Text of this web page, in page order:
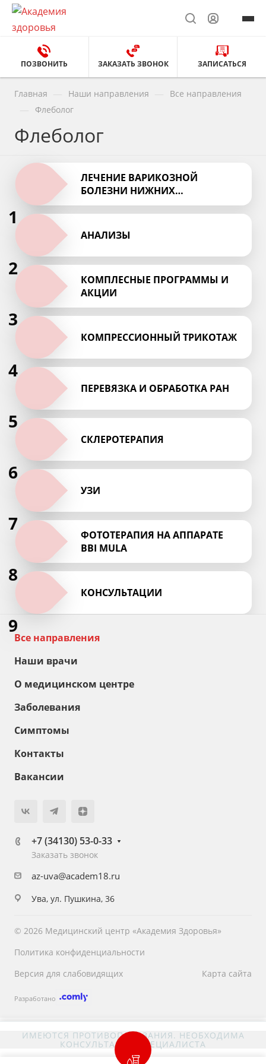
ПОЗВОНИТЬ ЗАКАЗАТЬ ЗВОНОК ЗАПИСАТЬСЯ
Главная Наши направления Все направления
Флеболог
Флеболог
1
ЛЕЧЕНИЕ ВАРИКОЗНОЙ
БОЛЕЗНИ НИЖНИХ
КОНЕЧНОСТЕЙ
2
АНАЛИЗЫ
3
КОМПЛЕСНЫЕ ПРОГРАММЫ И
АКЦИИ
4
КОМПРЕССИОННЫЙ ТРИКОТАЖ
5
ПЕРЕВЯЗКА И ОБРАБОТКА РАН
6
СКЛЕРОТЕРАПИЯ
7
УЗИ
8
ФОТОТЕРАПИЯ НА АППАРАТЕ
BBI MULA
9
КОНСУЛЬТАЦИИ
Все направления
Наши врачи
О медицинском центре
Заболевания
Симптомы
Контакты
Вакансии
+7 (34130) 53-0-33
Заказать звонок
az-uva@academ18.ru
Ува, ул. Пушкина, 36
© 2026 Медицинский центр «Академия Здоровья»
Политика конфиденциальности
Версия для слабовидящих
Карта сайта
Разработано
ИМЕЮТСЯ ПРОТИВОПОКАЗАНИЯ. НЕОБХОДИМА
КОНСУЛЬТАЦИЯ СПЕЦИАЛИСТА